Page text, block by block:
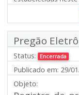
Pregão
Status: Encerrada
Publicado em: 29/
Objeto: